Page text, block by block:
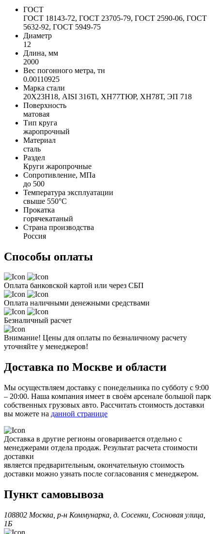
ГОСТ
ГОСТ 18143-72, ГОСТ 23705-79, ГОСТ 2590-06, ГОСТ
5632-92, ГОСТ 5949-75
Диаметр
12
Длина, мм
2000
Вес погонного метра, тн
0.00110925
Марка стали
20Х23Н18, AISI 316Ti, ХН77ТЮР, ХН78Т, ЭП 718
Поверхность
матовая
Тип круга
жаропрочный
Материал
сталь
Раздел
Круги жаропрочные
Сопротивление, МПа
до 500
Температура эксплуатации
свыше 550°С
Прокатка
горячекатаный
Страна производства
Россия
Способы оплаты
Оплата банковской картой или через СБП
Оплата наличными денежными средствами
Безналичный расчет
Внимание! Цены для оплаты по безналичному расчету
уточняйте у менеджеров!
Доставка по Москве и области
Мы осуществляем доставку с понедельника по субботу с 9:00
– 20:00. Наша компания имеет в своём арсенале большой парк
собственных грузовых авто. Рассчитать стоимость доставки
вы можете на данной странице
Доставка в другие регионы оговаривается отдельно с
менеджерами отдела продаж. Результат расчета стоимости
доставки
является предварительным, окончательную стоимость
доставки можно узнать после согласования с менеджером.
Пункт самовывоза
108802 Москва, р-н Коммунарка, д. Сосенки, Сосновая улица,
1Б